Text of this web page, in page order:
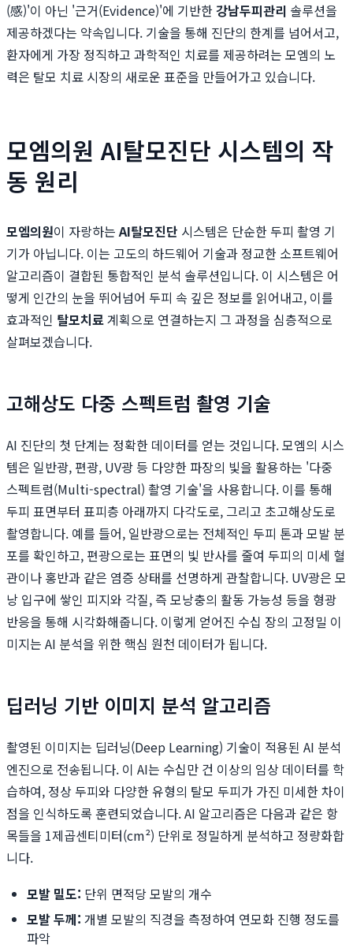
(感)'이 아닌 '근거(Evidence)'에 기반한강남두피관리 솔루션을
제공하겠다는 약속입니다. 기술을 통해 진단의 한계를 넘어서고,
환자에게 가장 정직하고 과학적인 치료를 제공하려는 모엠의 노
력은 탈모 치료 시장의 새로운 표준을 만들어가고 있습니다.
모엠의원 AI탈모진단 시스템의 작
동 원리
모엠의원이 자랑하는AI탈모진단 시스템은 단순한 두피 촬영 기
기가 아닙니다. 이는 고도의 하드웨어 기술과 정교한 소프트웨어
알고리즘이 결합된 통합적인 분석 솔루션입니다. 이 시스템은 어
떻게 인간의 눈을 뛰어넘어 두피 속 깊은 정보를 읽어내고, 이를
효과적인 탈모치료계획으로 연결하는지 그 과정을 심층적으로
살펴보겠습니다.
고해상도 다중 스펙트럼 촬영 기술
AI 진단의 첫 단계는 정확한 데이터를 얻는 것입니다. 모엠의 시스
템은 일반광, 편광, UV광 등 다양한 파장의 빛을 활용하는 '다중
스펙트럼(Multi-spectral) 촬영 기술'을 사용합니다. 이를 통해
두피 표면부터 표피층 아래까지 다각도로, 그리고 초고해상도로
촬영합니다. 예를 들어, 일반광으로는 전체적인 두피 톤과 모발 분
포를 확인하고, 편광으로는 표면의 빛 반사를 줄여 두피의 미세 혈
관이나 홍반과 같은 염증 상태를 선명하게 관찰합니다. UV광은 모
낭 입구에 쌓인 피지와 각질, 즉 모낭충의 활동 가능성 등을 형광
반응을 통해 시각화해줍니다. 이렇게 얻어진 수십 장의 고정밀 이
미지는 AI 분석을 위한 핵심 원천 데이터가 됩니다.
딥러닝 기반 이미지 분석 알고리즘
촬영된 이미지는 딥러닝(Deep Learning) 기술이 적용된 AI 분석
엔진으로 전송됩니다. 이 AI는 수십만 건 이상의 임상 데이터를 학
습하여, 정상 두피와 다양한 유형의 탈모 두피가 가진 미세한 차이
점을 인식하도록 훈련되었습니다. AI 알고리즘은 다음과 같은 항
목들을 1제곱센티미터(cm²) 단위로 정밀하게 분석하고 정량화합
니다.
모발 밀도: 단위 면적당 모발의 개수
모발 두께: 개별 모발의 직경을 측정하여 연모화 진행 정도를
파악